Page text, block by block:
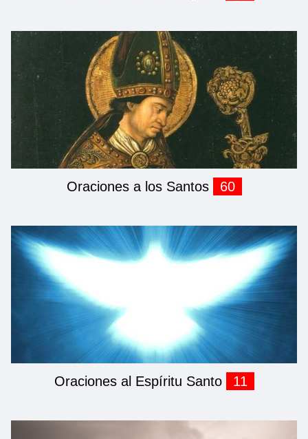
Oraciones a los Santos 60
Oraciones al Espíritu Santo 11